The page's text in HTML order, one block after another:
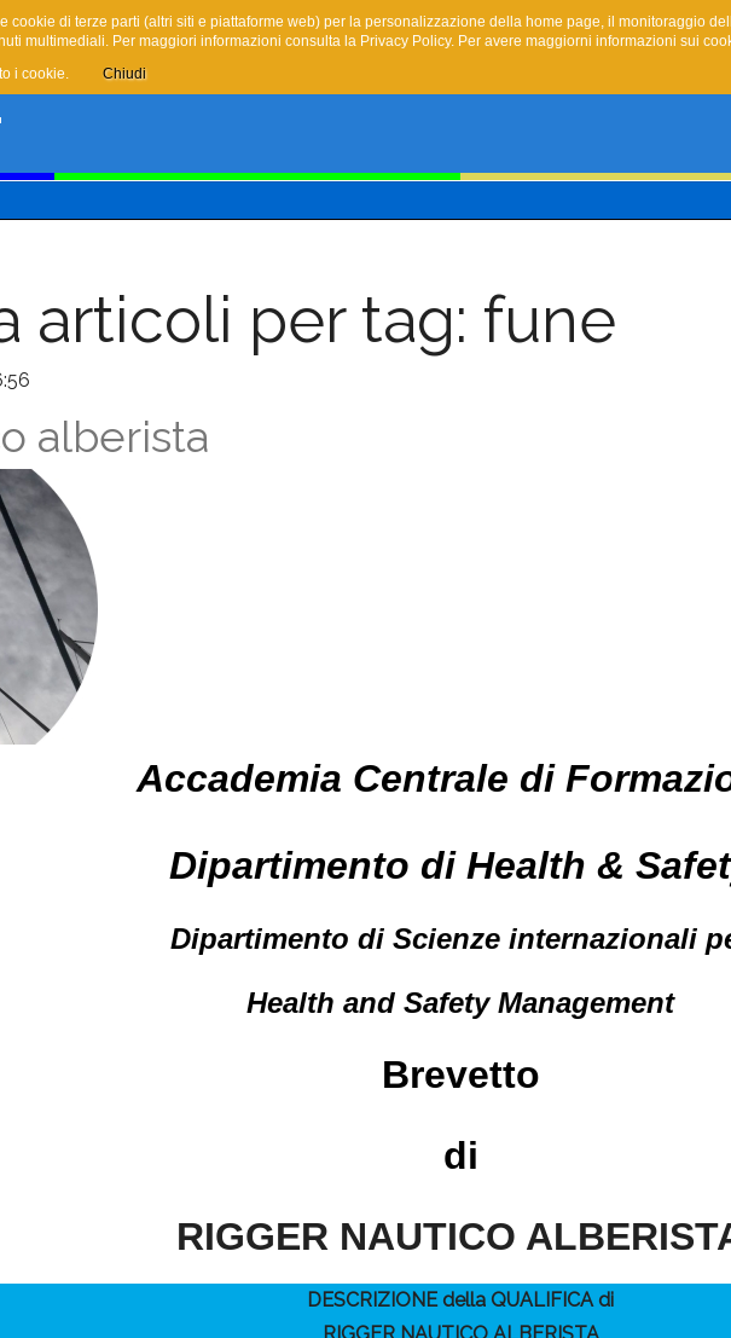
articoli per tag: fune
alberista
Accademia Centrale di
Dipartimento di Health &
Dipartimento di Scienze internazionali
Health and Safety Management
Brevetto
di
RIGGER NAUTICO
DESCRIZIONE della QUALIFICA di
cookie di terze parti (altri siti e piattaforme web) per la personalizzazione della home page, il monitoraggio
multimediali. Per maggiori informazioni consulta la Privacy Policy. Per avere maggiorni informazioni sui
i cookie.
Chiudi